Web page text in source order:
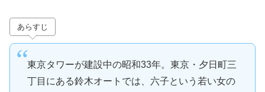
あらすじ
東京タワーが建設中の昭和33年。東京・夕日町三
丁目にある鈴木オートでは、六子という若い女の